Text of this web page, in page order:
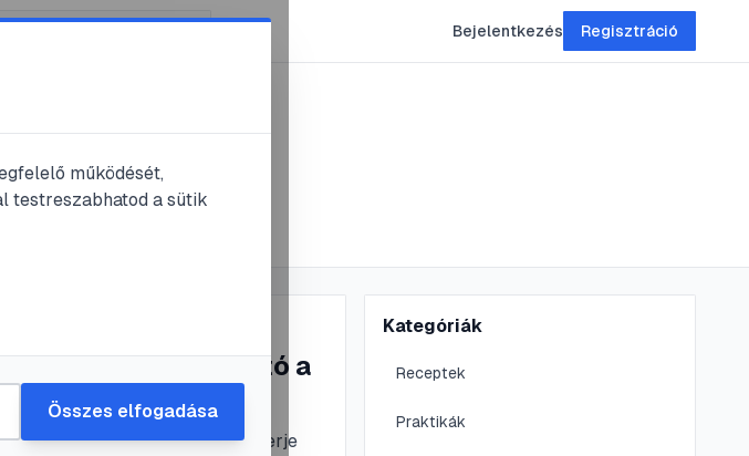
Bejelentkezés Regisztráció
Gyakorlati útmutató a
lehet a mindennapokban. Ismerje
Kategóriák
Receptek
Praktikák
működését,
testreszabhatod a sütik
Összes elfogadása